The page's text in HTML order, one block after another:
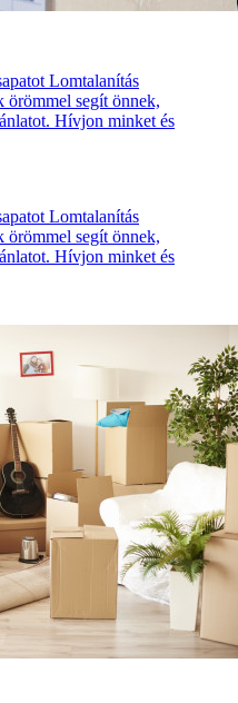
Lomtalanítás
örömmel segít önnek,
Hívjon minket és
Lomtalanítás
örömmel segít önnek,
Hívjon minket és